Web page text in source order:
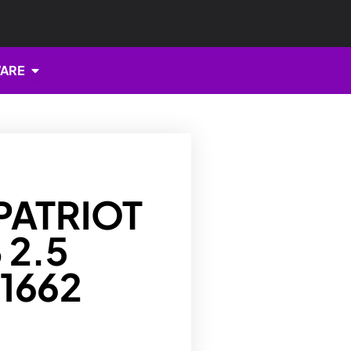
Open HARDWARE
2.5